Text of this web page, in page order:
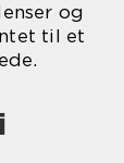
og
til et